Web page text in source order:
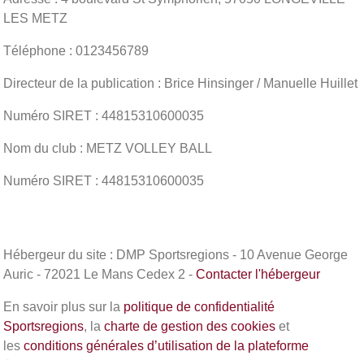
LES METZ
Téléphone : 0123456789
Directeur de la publication : Brice Hinsinger / Manuelle Huillet
Numéro SIRET : 44815310600035
Nom du club : METZ VOLLEY BALL
Numéro SIRET : 44815310600035
Hébergeur du site : DMP Sportsregions - 10 Avenue George
Auric - 72021 Le Mans Cedex 2 - Contacter l'hébergeur
En savoir plus sur la politique de confidentialité
Sportsregions, la charte de gestion des cookies et
les conditions générales d’utilisation de la plateforme